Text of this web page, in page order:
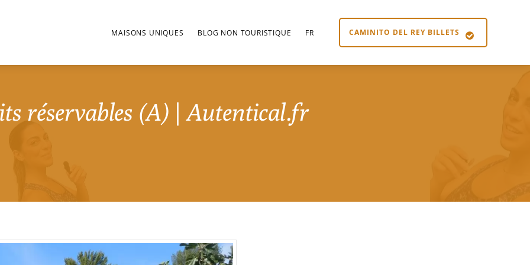
CAMINITO DEL REY BILLETS
MAISONS UNIQUES BLOG NON TOURISTIQUE FR
réservables (A) | Autentical.fr